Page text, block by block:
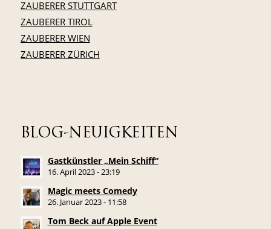
ZAUBERER STUTTGART
ZAUBERER TIROL
ZAUBERER WIEN
ZAUBERER ZÜRICH
BLOG-NEUIGKEITEN
Gastkünstler „Mein Schiff“
16. April 2023 - 23:19
Magic meets Comedy
26. Januar 2023 - 11:58
Tom Beck auf Apple Event